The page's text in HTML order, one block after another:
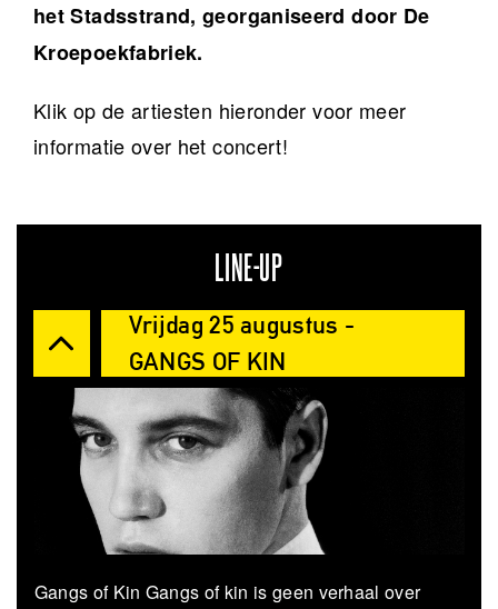
het Stadsstrand, georganiseerd door De
Kroepoekfabriek.
Klik op de artiesten hieronder voor meer
informatie over het concert!
LINE-UP
Vrijdag 25 augustus -
GANGS OF KIN
Gangs of Kin Gangs of kin is geen verhaal over